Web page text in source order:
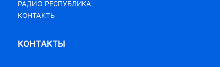
РАДИО РЕСПУБЛИКА
КОНТАКТЫ
КОНТАКТЫ